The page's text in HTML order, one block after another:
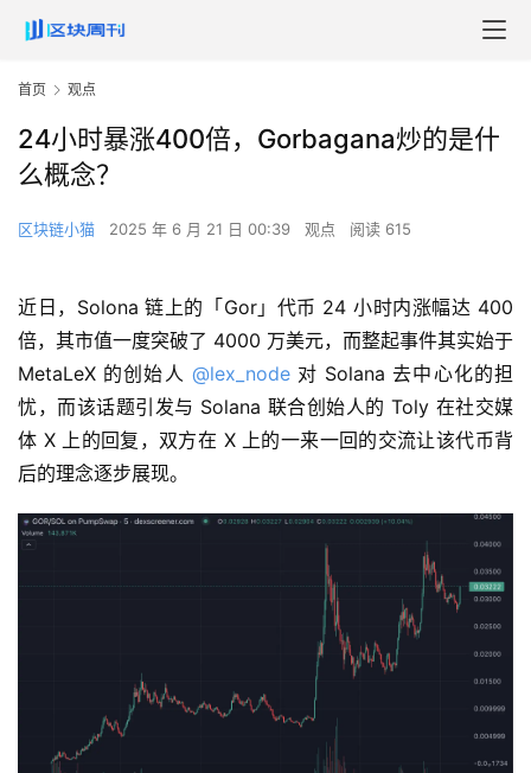
首页 观点
24小时暴涨400倍，Gorbagana炒的是什
么概念？
区块链小猫 2025 年 6 月 21 日 00:39 观点 阅读 615
近日，Solona 链上的「Gor」代币 24 小时内涨幅达 400
倍，其市值一度突破了 4000 万美元，而整起事件其实始于
MetaLeX 的创始人 @lex_node对 Solana 去中心化的担
忧，而该话题引发与 Solana 联合创始人的 Toly 在社交媒
体 X 上的回复，双方在 X 上的一来一回的交流让该代币背
后的理念逐步展现。